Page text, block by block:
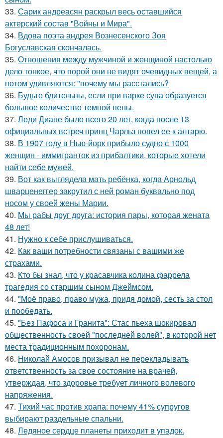
33. Сарик андреасян раскрыл весь оставшийся
актерский состав "Войны и Мира".
34. Вдова поэта андрея Вознесенского Зоя
Богуславская скончалась.
35. Отношения между мужчиной и женщиной настолько
дело тонкое, что порой они не видят очевидных вещей, а
потом удивляются: "почему мы расстались?
36. Будьте бдительны, если при варке супа образуется
большое количество темной пены.
37. Леди Диане было всего 20 лет, когда после 13
официальных встреч принц Чарльз повел ее к алтарю.
38. В 1907 году в Нью-йорк прибыло судно с 1000
женщин - иммигранток из прибалтики, которые хотели
найти себе мужей.
39. Вот как выглядела мать ребёнка, когда Арнольд
шварценеггер закрутил с ней роман буквально под
носом у своей жены Марии.
40. Мы рабы друг друга: история пары, которая жената
48 лет!
41. Нужно к себе прислушиваться.
42. Как ваши потребности связаны с вашими же
страхами.
43. Кто бы знал, что у красавчика колина фаррела
трагедия со старшим сыном Джеймсом.
44. "Моё право, право мужа, придя домой, сесть за стол
и пообедать.
45. "Без Пафоса и Гранита": Стас пьеха шокировал
общественность своей "последней волей", в которой нет
места традиционным похоронам.
46. Николай Амосов призывал не перекладывать
ответственность за свое состояние на врачей,
утверждая, что здоровье требует личного волевого
напряжения.
47. Тихий час против храпа: почему 41% супругов
выбирают раздельные спальни.
48. Ледяное сердце планеты приходит в упадок.